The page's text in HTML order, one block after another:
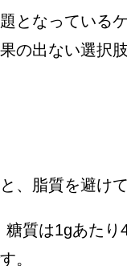
となっている
の出ない選択
、脂質を避け
糖質は1gあた
。